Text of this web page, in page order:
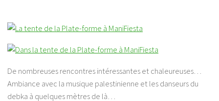
De nombreuses rencontres intéressantes et chaleureuses…
Ambiance avec la musique palestinienne et les danseurs du
debka à quelques mètres de là…